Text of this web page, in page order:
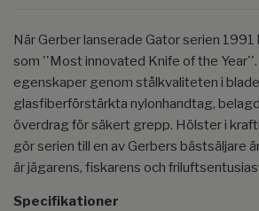
När Gerber lanserade Gator serien
som ''Most innovated Knife of the
egenskaper genom stålkvaliteten i
glasfiberförstärkta nylonhandtag,
överdrag för säkert grepp. Hölster i
gör serien till en av Gerbers bästsäljare
är jägarens, fiskarens och
Specifikationer